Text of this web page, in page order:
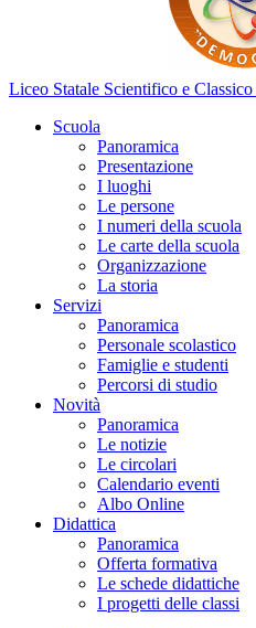
Liceo Statale Scientifico e Classico
Scuola
Panoramica
Presentazione
I luoghi
Le persone
I numeri della scuola
Le carte della scuola
Organizzazione
La storia
Servizi
Panoramica
Personale scolastico
Famiglie e studenti
Percorsi di studio
Novità
Panoramica
Le notizie
Le circolari
Calendario eventi
Albo Online
Didattica
Panoramica
Offerta formativa
Le schede didattiche
I progetti delle classi